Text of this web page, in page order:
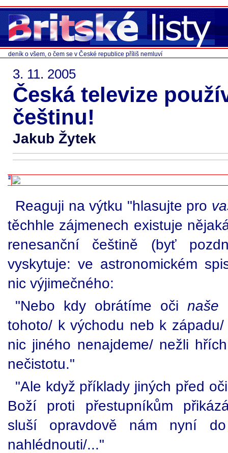
deník o všem, o čem se v České republice příliš nemluví
3. 11. 2005
Česká televize
češtinu!
Jakub Žytek
Reaguji na výtku "hlasujte pro
těchhle zájmenech existuje
renesanční češtině (byť
vyskytuje: ve astronomickém
nic výjimečného:
"Nebo kdy obrátíme oči naše
tohoto/ k východu neb k
nic jiného nenajdeme/ nežli
nečistotu."
"Ale když příklady jiných před
Boží proti přestupníkům
sluší opravdově nám nyní
nahlédnouti/..."